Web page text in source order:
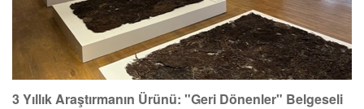
3 Yıllık Araştırmanın Ürünü: "Geri Dönenler" Belgeseli